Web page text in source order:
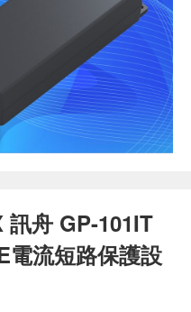
訊舟 GP-101IT
電流短路保護設